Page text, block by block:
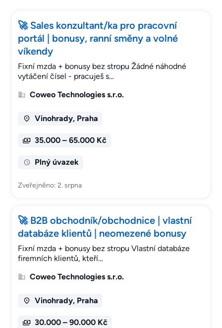
🚀 Sales konzultant/ka pro pracovní
portál | bonusy, ranní směny a volné
víkendy
Fixní mzda + bonusy bez stropu Žádné náhodné
vytáčení čísel - pracuješ s…
Coweo Technologies s.r.o.
Vinohrady, Praha
35.000 – 65.000 Kč
Plný úvazek
Zveřejněno: 2. srpna
🚀 B2B obchodník/obchodnice | vlastní
databáze klientů | neomezené bonusy
Fixní mzda + bonusy bez stropu Vlastní databáze
firemních klientů, kteří…
Coweo Technologies s.r.o.
Vinohrady, Praha
30.000 – 90.000 Kč